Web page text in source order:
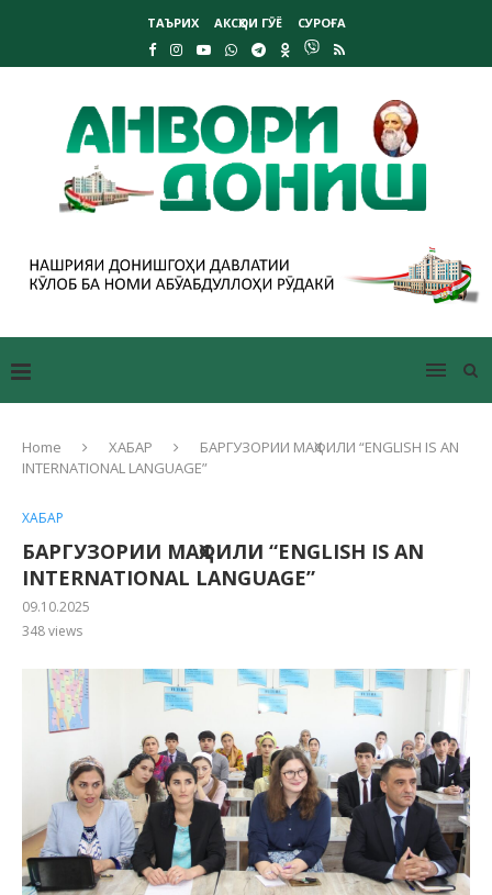
ТАЪРИХ АКСҲОИ ГӮЁ СУРОҒА
Home ХАБАР
БАРГУЗОРИИ МАҲФИЛИ “ENGLISH IS AN
INTERNATIONAL LANGUAGE”
ХАБАР
БАРГУЗОРИИ МАҲФИЛИ “ENGLISH IS AN
INTERNATIONAL LANGUAGE”
09.10.2025
348views